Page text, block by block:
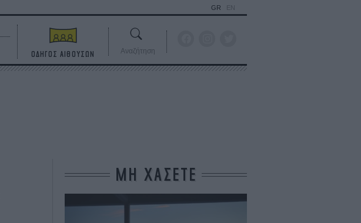
GR EN
ΟΔΗΓΟΣ ΑΙΘΟΥΣΩΝ Αναζήτηση
ΜΗ ΧΑΣΕΤΕ